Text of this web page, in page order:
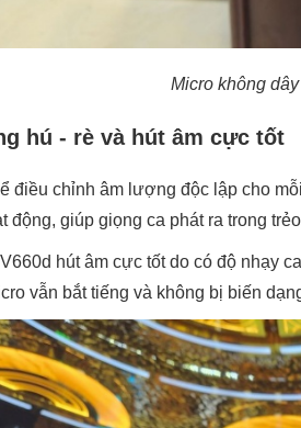
Micro không
hú - rè và hút âm cực tốt
điều chỉnh âm lượng độc lập cho
động, giúp giọng ca phát ra trong
hút âm cực tốt do có độ nhạy
vẫn bắt tiếng và không bị biến